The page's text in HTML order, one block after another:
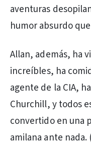
aventuras
humor absurdo
Allan, además, ha
increíbles, ha
agente de la CIA,
Churchill, y todos
convertido en una
amilana ante